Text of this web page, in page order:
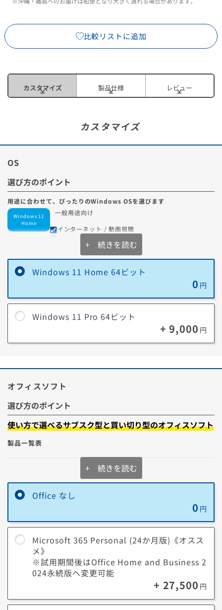
比較リストに追加
カスタマイズ 製品仕様 レビュー
カスタマイズ
OS
選び方のポイント
用途に合わせて、ぴったりのWindows OSを選びます
Windows 11
Home
一般用途向け
インターネット / 動画視聴
自宅での利用が中心
Windows 11
業務・管理用途向け
重要なデータを扱う
パソコンのドライブを暗号化する機能です。暗号化することでパソコン
リモートデスクトップ
別のデバイスからWindows 11 Proを搭載したパソコンを遠隔操作する
例えばテレワークなどで、会社のパソコンにあるデータを利用したいと
いったケースでは大変便利です。
Windows 情報保護
企業データを偶発的に漏洩させないように保護する機能です。
+ 続きを読む
Windows 11 Home 64ビット
0 円
Windows 11 Pro 64ビット
+ 9,000 円
オフィスソフト
選び方のポイント
使い方で選べるサブスク型と買い切り型のオフィスソフト
製品一覧表
【サブスク型】
Home and
Business 2024
【買い切り型】
Word Excel PowerPoint Outlook OneNote
※一部のモデルでは選択できない場合がございます。
Microsoft 365とOfficeについて詳しくはこちら
+ 続きを読む
Office なし
0 円
Microsoft 365 Personal (24か月版)《オスス
メ》
※試用期間後はOffice Home and Business 2
024永続版へ変更可能
+ 27,500 円